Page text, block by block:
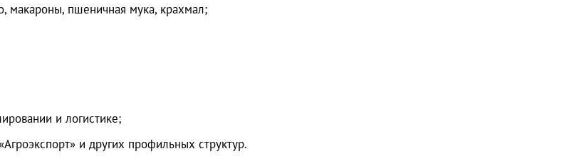
макароны, пшеничная мука, крахмал;
и логистике;
и других профильных структур.